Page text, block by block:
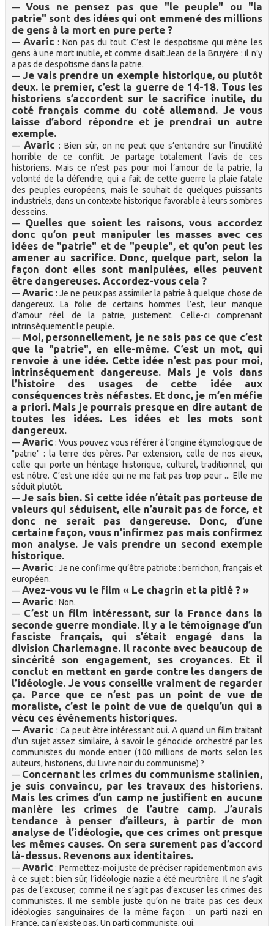
—Vous ne pensez pas que "le peuple" ou "la
patrie" sont des idées qui ont emmené des millions
de gens à la mort en pure perte ?
— Avaric : Non pas du tout. C’est le despotisme qui mène les
gens à une mort inutile, et comme disait Jean de la Bruyère : il n’y
a pas de despotisme dans la patrie.
— Je vais prendre un exemple historique, ou plutôt
deux. le premier, c’est la guerre de 14-18. Tous les
historiens s’accordent sur le sacrifice inutile, du
coté français comme du coté allemand. Je vous
laisse d’abord répondre et je prendrai un autre
exemple.
— Avaric : Bien sûr, on ne peut que s’entendre sur l’inutilité
horrible de ce conflit. Je partage totalement l’avis de ces
historiens. Mais ce n’est pas pour moi l’amour de la patrie, la
volonté de la défendre, qui a fait de cette guerre la plaie fatale
des peuples européens, mais le souhait de quelques puissants
industriels, dans un contexte historique favorable à leurs sombres
desseins.
— Quelles que soient les raisons, vous accordez
donc qu’on peut manipuler les masses avec ces
idées de "patrie" et de "peuple", et qu’on peut les
amener au sacrifice. Donc, quelque part, selon la
façon dont elles sont manipulées, elles peuvent
être dangereuses. Accordez-vous cela ?
—Avaric : Je ne peux pas assimiler la patrie à quelque chose de
dangereux. La folie de certains hommes l’est, leur manque
d’amour réel de la patrie, justement. Celle-ci comprenant
intrinsèquement le peuple.
— Moi, personnellement, je ne sais pas ce que c’est
que la "patrie", en elle-même. C’est un mot, qui
renvoie à une idée. Cette idée n’est pas pour moi,
intrinséquement dangereuse. Mais je vois dans
l’histoire des usages de cette idée aux
conséquences très néfastes. Et donc, je m’en méfie
a priori. Mais je pourrais presque en dire autant de
toutes les idées. Les idées et les mots sont
dangereux.
—Avaric : Vous pouvez vous référer à l’origine étymologique de
"patrie" : la terre des pères. Par extension, celle de nos aïeux,
celle qui porte un héritage historique, culturel, traditionnel, qui
est nôtre. C’est une idée qui ne me fait pas trop peur ... Elle me
séduit plutôt.
—Je sais bien. Si cette idée n’était pas porteuse de
valeurs qui séduisent, elle n’aurait pas de force, et
donc ne serait pas dangereuse. Donc, d’une
certaine façon, vous n’infirmez pas mais confirmez
mon analyse. Je vais prendre un second exemple
historique.
—Avaric : Je ne confirme qu’être patriote : berrichon, français et
européen.
—Avez-vous vu le film « Le chagrin et la pitié ? »
—Avaric : Non.
— C’est un film intéressant, sur la France dans la
seconde guerre mondiale. Il y a le témoignage d’un
fasciste français, qui s’était engagé dans la
division Charlemagne. Il raconte avec beaucoup de
sincérité son engagement, ses croyances. Et il
conclut en mettant en garde contre les dangers de
l’idéologie. Je vous conseille vraiment de regarder
ça. Parce que ce n’est pas un point de vue de
moraliste, c’est le point de vue de quelqu’un qui a
vécu ces événements historiques.
— Avaric : Ca peut être intéressant oui. A quand un film traitant
d’un sujet assez similaire, à savoir le génocide orchestré par les
communistes du monde entier (100 millions de morts selon les
auteurs, historiens, du Livre noir du communisme) ?
— Concernant les crimes du communisme stalinien,
je suis convaincu, par les travaux des historiens.
Mais les crimes d’un camp ne justifient en aucune
manière les crimes de l’autre camp. J’aurais
tendance à penser d’ailleurs, à partir de mon
analyse de l’idéologie, que ces crimes ont presque
les mêmes causes. On sera surement pas d’accord
là-dessus. Revenons aux identitaires.
—Avaric : Permettez-moi juste de préciser rapidement mon avis
à ce sujet : bien sûr, l’idéologie nazie a été meurtrière. Il ne s’agit
pas de l’excuser, comme il ne s’agit pas d’excuser les crimes des
communistes. Il me semble juste qu’on ne traite pas ces deux
idéologies sanguinaires de la même façon : un parti nazi en
France, ça n’existe pas. Un parti communiste, oui.